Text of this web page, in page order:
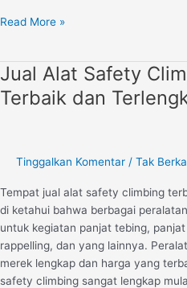
Read More »
Jual Alat Safety
Terbaik dan
Tinggalkan Komentar / Tak
Tempat jual alat safety climbing
di ketahui bahwa berbagai
untuk kegiatan panjat tebing,
rappelling, dan yang lainnya.
merek lengkap dan harga yang
safety climbing sangat lengkap
Jual
Alat
Safety
Harga
dan
Terlengkap